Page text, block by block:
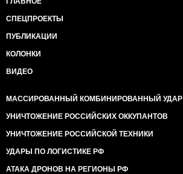
СПЕЦПРОЕКТЫ
ПУБЛИКАЦИИ
КОЛОНКИ
ВИДЕО
МАССИРОВАННЫЙ КОМБИНИРОВАННЫЙ УДАР
УНИЧТОЖЕНИЕ РОССИЙСКИХ ОККУПАНТОВ
УНИЧТОЖЕНИЕ РОССИЙСКОЙ ТЕХНИКИ
УДАРЫ ПО ЛОГИСТИКЕ РФ
АТАКА ДРОНОВ НА РЕГИОНЫ РФ